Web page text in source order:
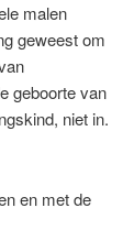
malen
geweest om
geboorte van
niet in.
en met de